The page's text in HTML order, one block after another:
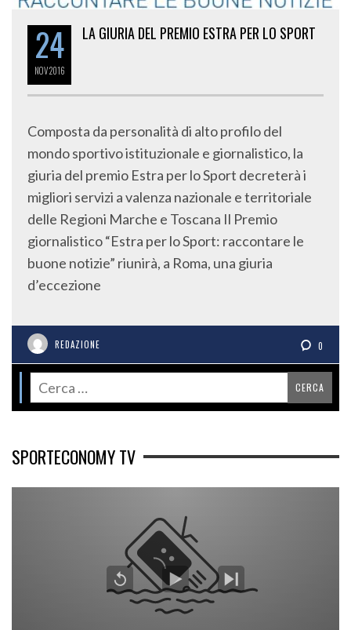
24
NOV2016
LA GIURIA DEL PREMIO ESTRA PER LO SPORT
Composta da personalità di alto profilo del
mondo sportivo istituzionale e giornalistico, la
giuria del premio Estra per lo Sport decreterà i
migliori servizi a valenza nazionale e territoriale
delle Regioni Marche e Toscana Il Premio
giornalistico “Estra per lo Sport: raccontare le
buone notizie” riunirà, a Roma, una giuria
d’eccezione
REDAZIONE 0
SPORTECONOMY TV